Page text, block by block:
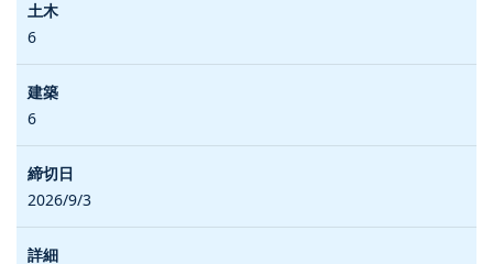
6
6
2026/9/3